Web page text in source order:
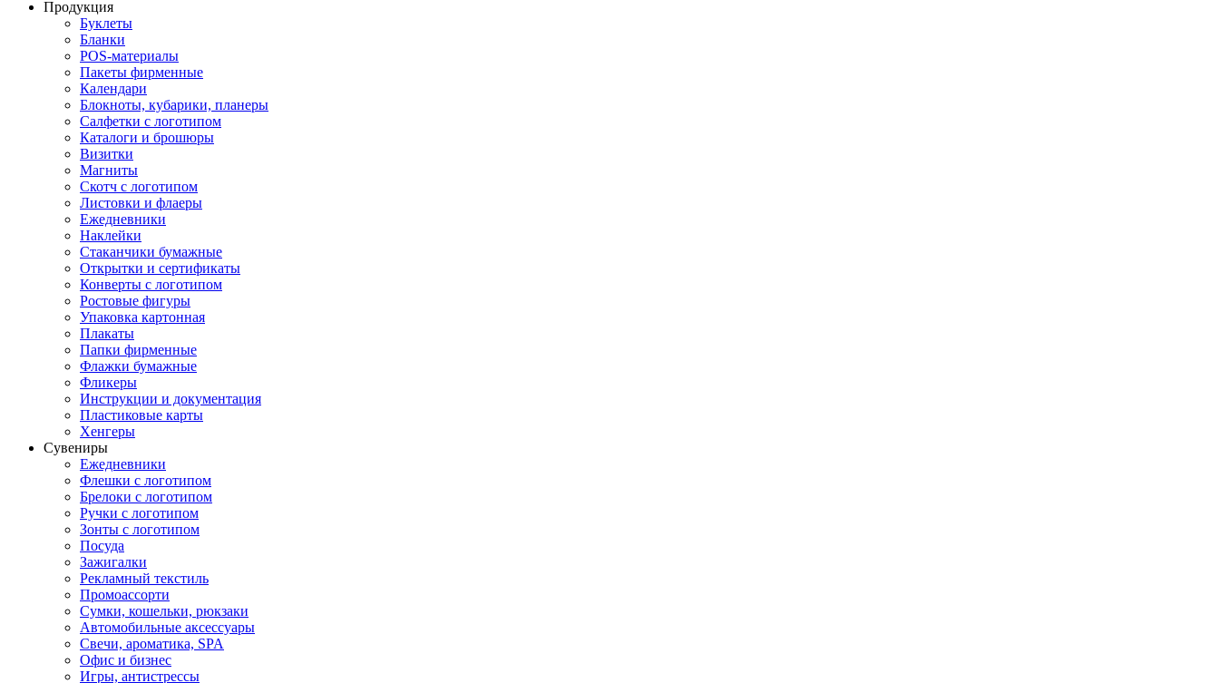
Продукция
Буклеты
Бланки
POS-материалы
Пакеты фирменные
Календари
Блокноты, кубарики, планеры
Салфетки с логотипом
Каталоги и брошюры
Визитки
Магниты
Скотч с логотипом
Листовки и флаеры
Ежедневники
Наклейки
Стаканчики бумажные
Открытки и сертификаты
Конверты с логотипом
Ростовые фигуры
Упаковка картонная
Плакаты
Папки фирменные
Флажки бумажные
Фликеры
Инструкции и документация
Пластиковые карты
Хенгеры
Сувениры
Ежедневники
Флешки с логотипом
Брелоки с логотипом
Ручки с логотипом
Зонты с логотипом
Посуда
Зажигалки
Рекламный текстиль
Промоассорти
Сумки, кошельки, рюкзаки
Автомобильные аксессуары
Свечи, ароматика, SPA
Офис и бизнес
Игры, антистрессы